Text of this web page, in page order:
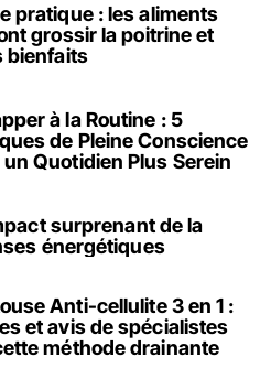
pratique : les aliments
grossir la poitrine et
bienfaits
à la Routine : 5
de Pleine Conscience
Quotidien Plus Serein
surprenant de la
énergétiques
Anti-cellulite 3 en 1 :
et avis de spécialistes
méthode drainante